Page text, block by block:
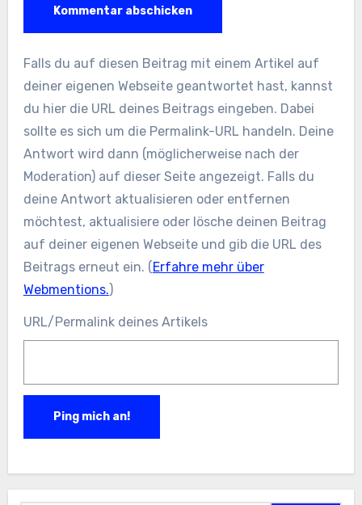
Falls du auf diesen Beitrag mit einem Artikel auf
deiner eigenen Webseite geantwortet hast, kannst
du hier die URL deines Beitrags eingeben. Dabei
sollte es sich um die Permalink-URL handeln. Deine
Antwort wird dann (möglicherweise nach der
Moderation) auf dieser Seite angezeigt. Falls du
deine Antwort aktualisieren oder entfernen
möchtest, aktualisiere oder lösche deinen Beitrag
auf deiner eigenen Webseite und gib die URL des
Beitrags erneut ein. (Erfahre mehr über
Webmentions.)
URL/Permalink deines Artikels